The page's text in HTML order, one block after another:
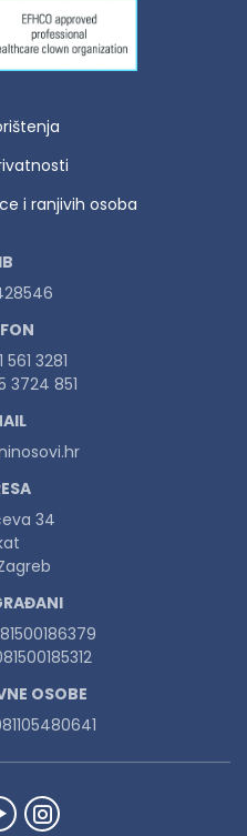
i ranjivih osoba
3281
3724 851
34
OSOBE